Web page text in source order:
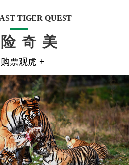
TIGER QUEST
奇美